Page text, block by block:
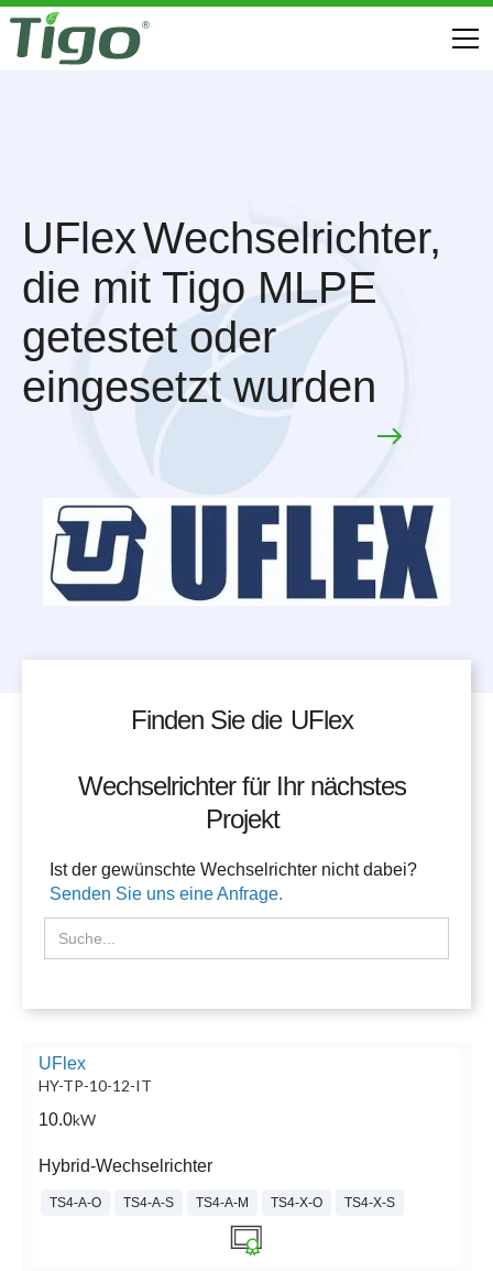
UFlexWechselrichter,
die mit Tigo MLPE
getestet oder
eingesetzt wurden
Finden Sie die UFlex
Wechselrichter für Ihr nächstes
Projekt
Ist der gewünschte Wechselrichter nicht dabei?
Senden Sie uns eine Anfrage.
UFlex
HY-TP-10-12-IT
10.0kW
Hybrid-Wechselrichter
TS4-A-O TS4-A-S TS4-A-M TS4-X-O TS4-X-S